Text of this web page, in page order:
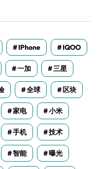
IPhone IQOO
一加 三星
全球 区块
家电 小米
手机 技术
智能 曝光